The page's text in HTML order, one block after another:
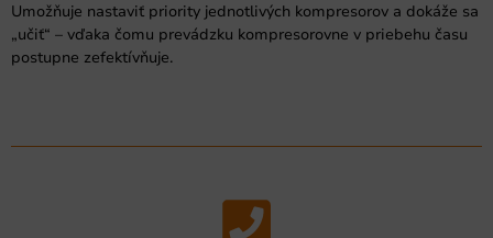
Umožňuje nastaviť priority jednotlivých kompresorov a dokáže sa
„učiť“ – vďaka čomu prevádzku kompresorovne v priebehu času
postupne zefektívňuje.